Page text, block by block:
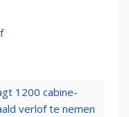
1200 cabine-
verlof te nemen